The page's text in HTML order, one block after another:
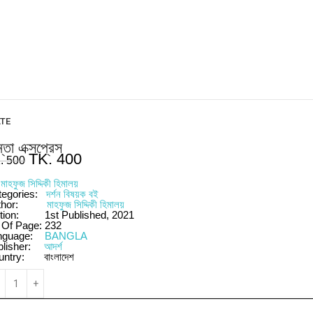
এক্সপ্রেস
500 TK.400
মাহফুজ সিদ্দিকী হিমালয়
দর্শন বিষয়ক বই
মাহফুজ সিদ্দিকী হিমালয়
1st Published, 2021
Page: 232
BANGLA
আদর্শ
বাংলাদেশ